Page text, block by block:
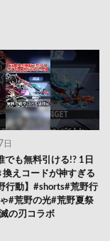
日
でも無料引ける!? 1日
換えコードが神すぎる
行動】#shorts#荒野行
#荒野の光#荒野夏祭
の刃コラボ